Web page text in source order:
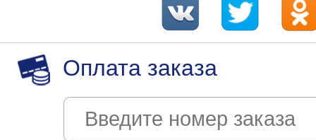
Оплата заказа